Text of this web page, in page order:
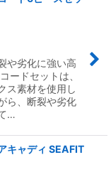
や劣化に強い高
ードセットは、
ス素材を使用し
ら、断裂や劣化
…
キャディ SEAFIT